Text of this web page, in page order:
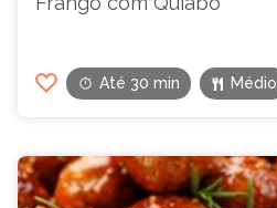
Até 30 min Médio